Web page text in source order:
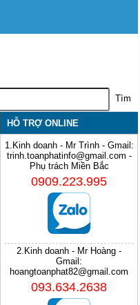
HỖ TRỢ ONLINE
1.Kinh doanh - Mr Trình - Gmail:
trinh.toanphatinfo@gmail.com -
Phụ trách Miền Bắc
0909.223.995
2.Kinh doanh - Mr Hoàng -
Gmail:
hoangtoanphat82@gmail.com
093.634.2638